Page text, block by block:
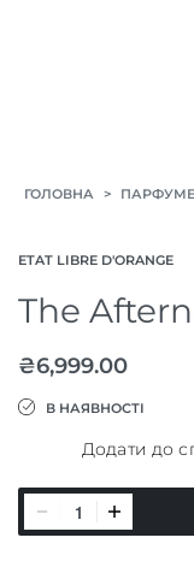
ГОЛОВНА >
ETAT LIBRE D'ORANGE
The
₴6,999.00
В НАЯВНОСТІ
Додати до
Afternoon